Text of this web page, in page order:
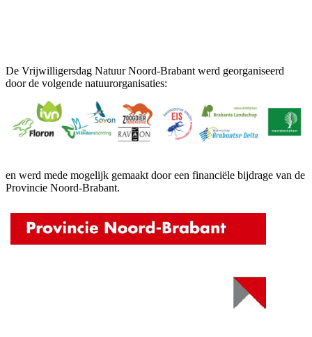
De Vrijwilligersdag Natuur Noord-Brabant werd georganiseerd
door de volgende natuurorganisaties:
en werd mede mogelijk gemaakt door een financiële bijdrage van de
Provincie Noord-Brabant.